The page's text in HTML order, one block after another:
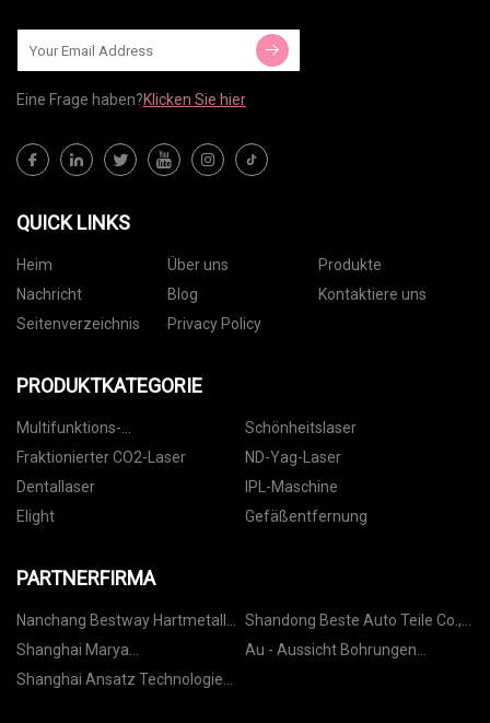
Eine Frage haben?Klicken Sie hier
QUICK LINKS
Heim Über uns
Produkte
Nachricht
Blog
Kontaktiere uns
Seitenverzeichnis
Privacy Policy
PRODUKTKATEGORIE
Multifunktions-
Schönheitsmaschine
Schönheitslaser
Fraktionierter CO2-Laser
ND-Yag-Laser
Dentallaser
IPL-Maschine
Elight
Gefäßentfernung
PARTNERFIRMA
Nanchang Bestway Hartmetall
Co., Ltd.
Shandong Beste Auto Teile Co.,
Ltd.
Shanghai Marya
Pharmazeutische
Au - Aussicht Bohrungen
Shanghai Ansatz Technologie